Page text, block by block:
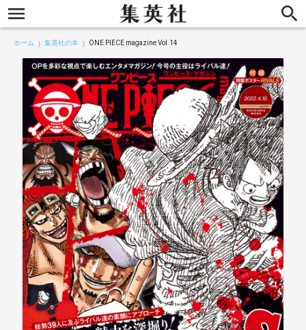
ホーム 集英社の本 ONE PIECE magazine Vol.14